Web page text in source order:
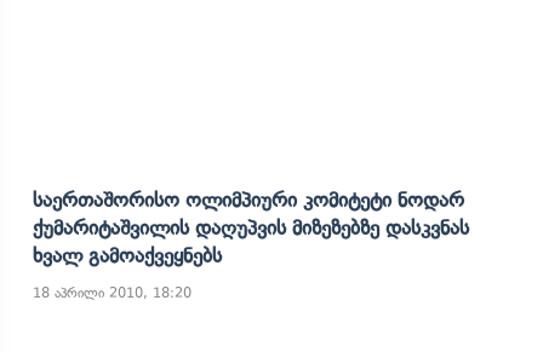
Საერთაშორისო Ოლიმპიური Კომიტეტი Ნოდარ
Ქუმარიტაშვილის Დაღუპვის Მიზეზებზე Დასკვნას
Ხვალ Გამოაქვეყნებს
18 აპრილი 2010, 18:20